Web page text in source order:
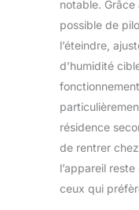
notable.
possible de
l’éteindre,
d’humidité
résidence
de rentrer
l’appareil
ceux qui